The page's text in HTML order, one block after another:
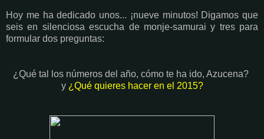
Hoy me ha dedicado unos... ¡nueve minutos! Digamos que
seis en silenciosa escucha de monje-samurai y tres para
formular dos preguntas:
¿Qué tal los números del año, cómo te ha ido, Azucena?
y ¿Qué quieres hacer en el 2015?